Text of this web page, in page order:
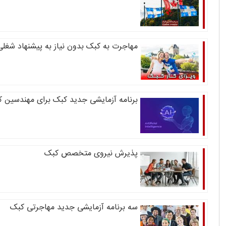
مهاجرت به کبک بدون نیاز به پیشنهاد
برنامه آزمایشی جدید کبک برای مهندسین
پذیرش نیروی متخصص کبک
سه برنامه آزمایشی جدید مهاجرتی کبک